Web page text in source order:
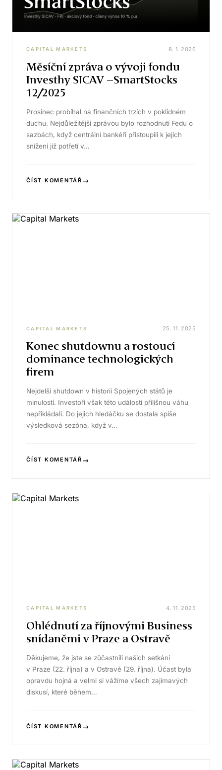
CAPITAL MARKETS 8. 1. 2026
Měsíční zpráva o vývoji fondu
Investhy SICAV –SmartStocks
12/2025
Prosinec probíhal na finančních trzích v poklidném
duchu. Nejdůležitější zprávou bylo rozhodnutí Fedu o
sazbách, když centrální bankéři přistoupili k jejich
snížení již potřetí v…
ČÍST KOMENTÁŘ →
CAPITAL MARKETS 25. 11. 2025
Konec shutdownu a rostoucí
dominance technologických
firem
Nejdelší shutdown v historii Spojených států je
minulostí. Investoři však této události přílišnou váhu
nepřikládali. Do jejich hledáčku se dostala spíše
výsledková sezóna, když v…
ČÍST KOMENTÁŘ →
CAPITAL MARKETS 4. 11. 2025
Ohlédnutí za říjnovými Business
snídaněmi v Praze a Ostravě
Děkujeme, že jste se zůčastnili našich setkání
v Praze (22. října) a v Ostravě (29. října). Účast byla
opravdu hojná a velmi si vážíme všech zajímavých
diskusí, které během…
ČÍST KOMENTÁŘ →